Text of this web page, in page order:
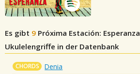
Es gibt 9 Próxima Estación: Esperanza
Ukulelengriffe in der Datenbank
CHORDS Denia